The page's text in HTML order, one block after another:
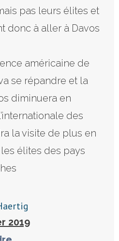
pas leurs élites et
donc à aller à Davos
américaine de
se répandre et la
diminuera en
des
la visite de plus en
élites des pays
2019